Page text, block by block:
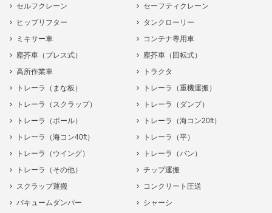
セルフクレーン
セーフティクレーン
ヒップリフター
タンクローリー
ミキサー車
コンテナ専用車
塵芥車（プレス式）
塵芥車（回転式）
高所作業車
トラクタ
トレーラ（まな板）
トレーラ（重機運搬）
トレーラ（スクラップ）
トレーラ（ダンプ）
トレーラ（ポール）
トレーラ（海コン20ft）
トレーラ（海コン40ft）
トレーラ（平）
トレーラ（ウイング）
トレーラ（バン）
トレーラ（その他）
チップ運搬
スクラップ運搬
コンクリート圧送
バキュームダンパー
シャーシ